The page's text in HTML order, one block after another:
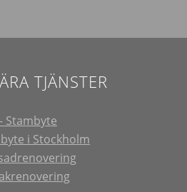
TJÄNSTER
Stambyte
i Stockholm